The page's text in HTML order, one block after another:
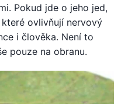
Pokud jde o jeho jed,
ovlivňují nervový
i člověka. Není to
pouze na obranu.